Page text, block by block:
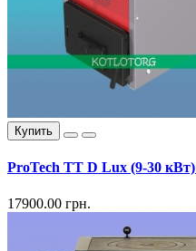
Купить
ProTech TT D Lux (9-30
17900.00 грн.